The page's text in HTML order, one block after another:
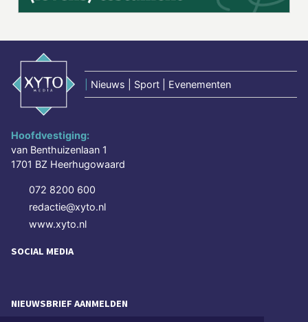
Nieuws | Sport | Evenementen
Hoofdvestiging:
van Benthuizenlaan 1
1701 BZ Heerhugowaard
072 8200 600
redactie@xyto.nl
www.xyto.nl
SOCIAL MEDIA
NIEUWSBRIEF AANMELDEN